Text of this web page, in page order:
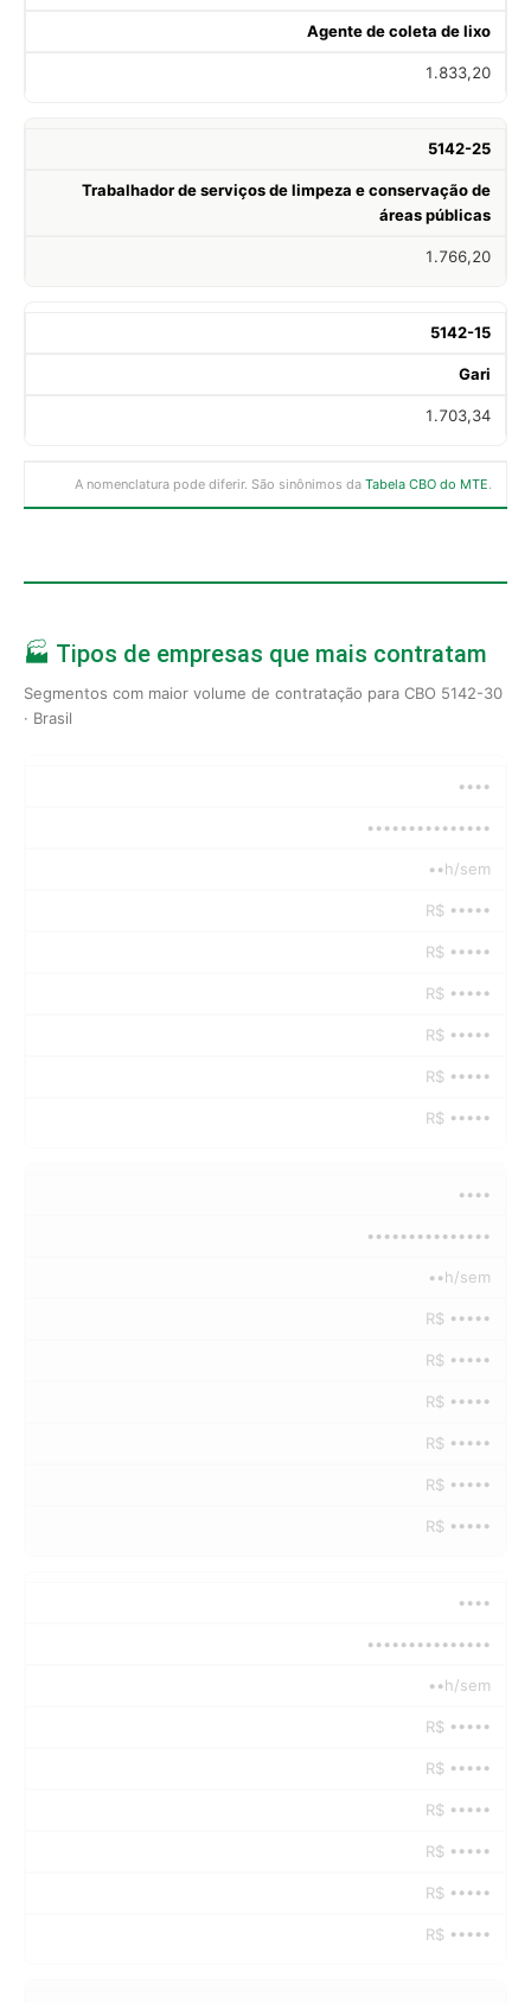
Agente de coleta de lixo
1.833,20
5142-25
Trabalhador de serviços de limpeza e conservação de
áreas públicas
1.766,20
5142-15
Gari
1.703,34
A nomenclatura pode diferir. São sinônimos da Tabela CBO do MTE.
🏭 Tipos de empresas que mais contratam
Segmentos com maior volume de contratação para CBO 5142-30
· Brasil
••••
•••••••••••••••
••h/sem
R$ •••••
R$ •••••
R$ •••••
R$ •••••
R$ •••••
R$ •••••
••••
•••••••••••••••
••h/sem
R$ •••••
R$ •••••
R$ •••••
R$ •••••
R$ •••••
R$ •••••
••••
•••••••••••••••
••h/sem
R$ •••••
R$ •••••
R$ •••••
R$ •••••
R$ •••••
R$ •••••